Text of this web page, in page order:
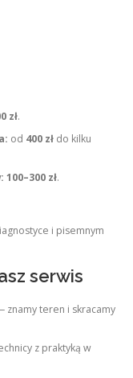
zł.
od 400 złdo kilku
100–300 zł.
i pisemnym
serwis
teren i skracamy
z praktyką w